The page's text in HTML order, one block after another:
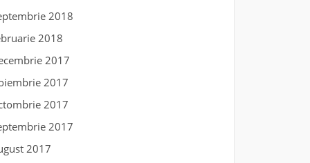
2018
2018
2017
2017
2017
2017
2017